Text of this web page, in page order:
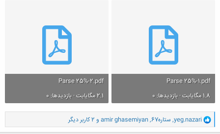
Parse 25%-1.pdf
1.8 مگایابت · بازدیدها: 0
Parse 25%-2.pdf
2.1 مگایابت · بازدیدها: 0
و
ا
yeg.nazari
, ستاره67 ,
amir ghasemiyan و 2 کاربر دیگر